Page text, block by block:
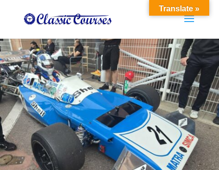
Translate »